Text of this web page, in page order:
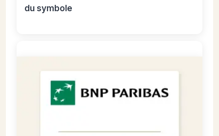
du symbole